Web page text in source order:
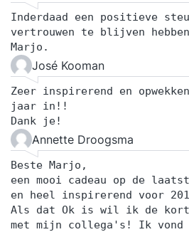
Inderdaad een positieve
vertrouwen te blijven
Marjo.
José Kooman
Zeer inspirerend en
jaar in!!
Dank je!
Annette Droogsma
Beste Marjo,
een mooi cadeau op de
en heel inspirerend voor
Als dat Ok is wil ik de
met mijn collega's! Ik vond